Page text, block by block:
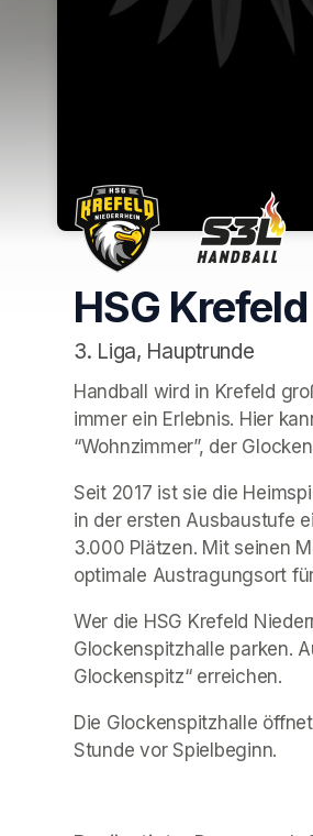
HSG
3. Liga, Hauptrunde
Handball wird in Krefeld
immer ein Erlebnis. Hier
“Wohnzimmer”, der
Seit 2017 ist sie die
in der ersten Ausbaustufe
3.000 Plätzen. Mit seinen
optimale Austragungsort
Wer die HSG Krefeld
Glockenspitzhalle parken.
Glockenspitz“ erreichen.
Die Glockenspitzhalle
Stunde vor Spielbeginn.